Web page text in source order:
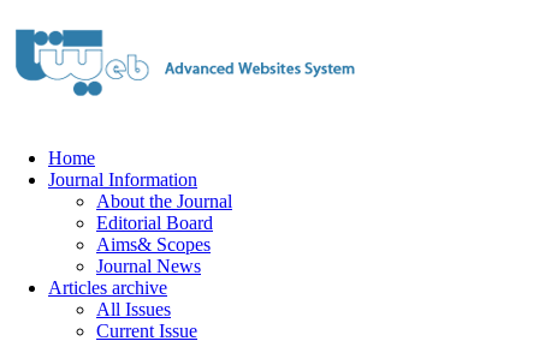
Home
Journal Information
About the Journal
Editorial Board
Aims& Scopes
Journal News
Articles archive
All Issues
Current Issue